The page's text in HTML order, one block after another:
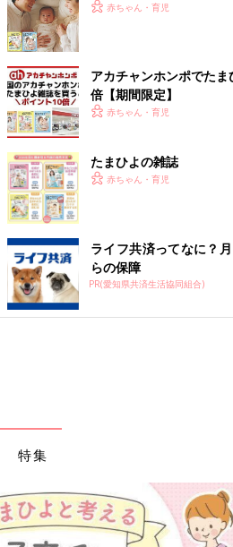
赤ちゃん・育児
アカチャンホンポでた
倍【期間限定】
赤ちゃん・育児
たまひよの雑誌
赤ちゃん・育児
ライフ共済ってなに？
らの保障
PR(愛知県共済生活協同組合)
特集